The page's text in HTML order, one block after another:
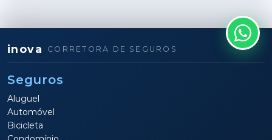
inova CORRETORA DE SEGUROS
Seguros
Aluguel
Automóvel
Bicicleta